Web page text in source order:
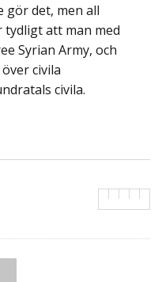
gör det, men all
tydligt att man med
Syrian Army, och
civila
civila.